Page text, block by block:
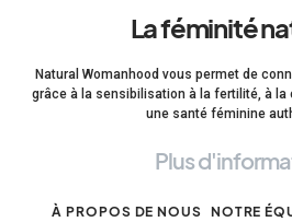
La féminité
Natural Womanhood vous permet de
grâce à la sensibilisation à la fertilité, à
une santé féminine
Plus
À PROPOS DE NOUS NOTRE